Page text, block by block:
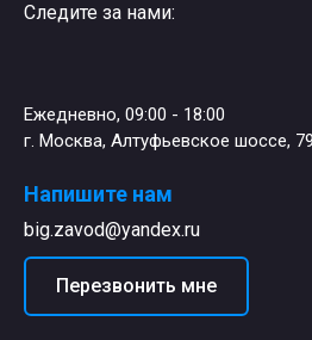
Следите за нами:
Ежедневно, 09:00 - 18:00
г. Москва, Алтуфьевское шоссе,
Напишите нам
big.zavod@yandex.ru
Перезвонить мне